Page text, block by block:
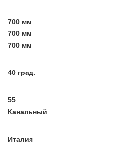
700 мм
700 мм
700 мм
40 град.
55
Канальный
Италия